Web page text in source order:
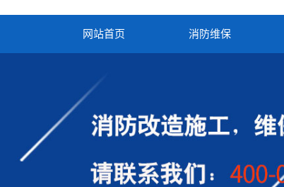
网站首页 消防维保